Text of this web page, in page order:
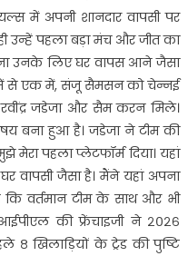
में अपनी शानदार वापसी पर
उन्हें पहला बड़ा मंच और जीत का
उनके लिए घर वापस आने जैसा
में से एक में, संजू सैमसन को चेन्नई
जडेजा और सैम करन मिले।
बना हुआ है। जडेजा ने टीम की
पहला प्लेटफॉर्म दिया। यहां
वापसी जैसा है। मैंने यहां अपना
वर्तमान टीम के साथ और भी
आईपीएल की फ्रेंचाइजी ने २०२६
८ खिलाड़ियों के ट्रेड की पुष्टि